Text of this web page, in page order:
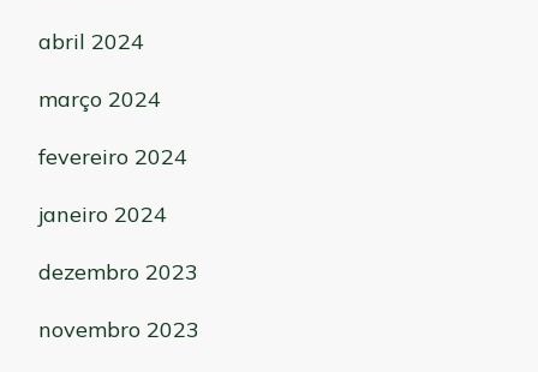
abril 2024
março 2024
fevereiro 2024
janeiro 2024
dezembro 2023
novembro 2023